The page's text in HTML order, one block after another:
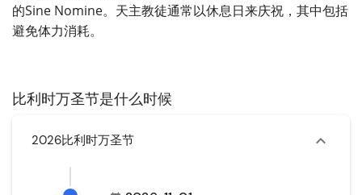
的Sine Nomine。天主教徒通常以休息日来庆祝，其中包括
避免体力消耗。
比利时万圣节是什么时候
2026比利时万圣节